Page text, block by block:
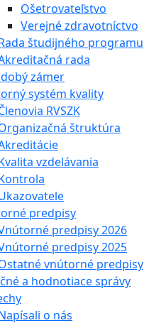
Ošetrovateľstvo
Verejné zdravotníctvo
študijného programu
rada
zámer
systém kvality
RVSZK
štruktúra
vzdelávania
predpisy
predpisy 2026
predpisy 2025
vnútorné predpisy
a hodnotiace správy
o nás